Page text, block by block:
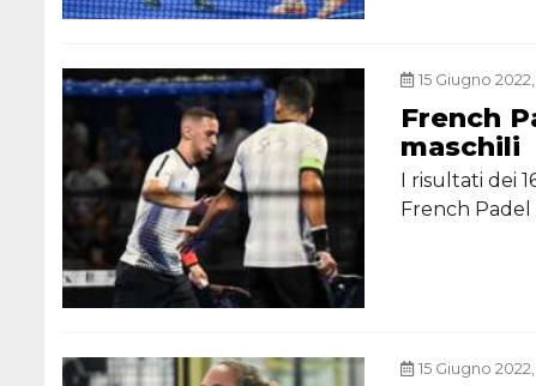
15 Giugno
French
maschili
I risultati dei
French Padel
15 Giugno